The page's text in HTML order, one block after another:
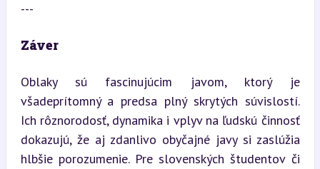
---
Záver
Oblaky sú fascinujúcim javom, ktorý je
všadeprítomný a predsa plný skrytých súvislostí.
Ich rôznorodosť, dynamika i vplyv na ľudskú činnosť
dokazujú, že aj zdanlivo obyčajné javy si zaslúžia
hlbšie porozumenie. Pre slovenských študentov či